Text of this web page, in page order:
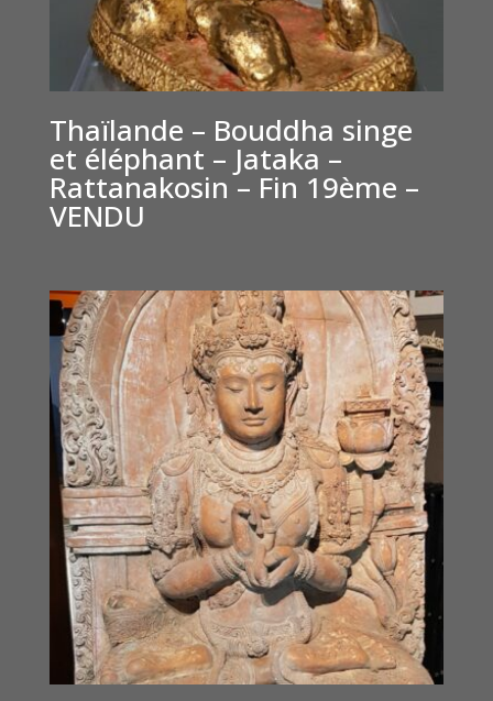
Thaïlande – Bouddha singe
et éléphant – Jataka –
Rattanakosin – Fin 19ème –
VENDU